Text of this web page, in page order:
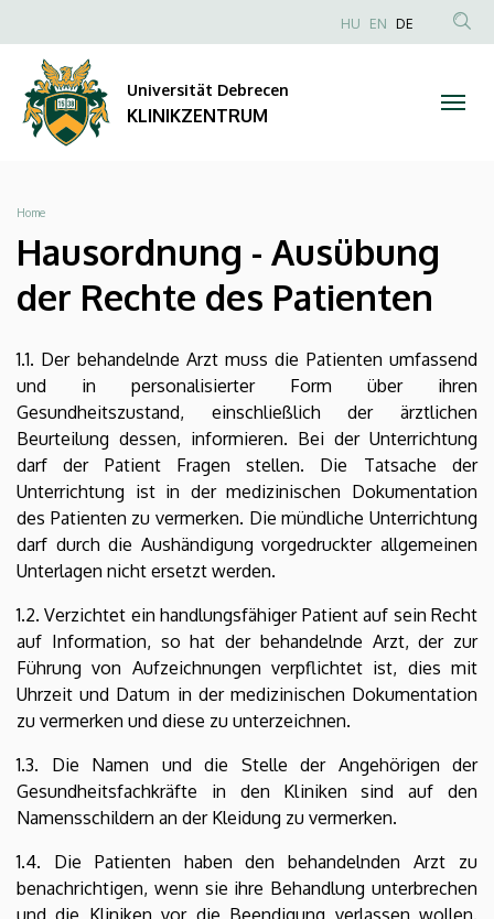
Ausübung
Rechte
des
Patienten
KLINIKZENTRUM
zum
Inhalt
Anonim
HU EN DE
Universität Debrecen
KLINIKZENTRUM
Breadcrumb
Home
Hausordnung - Ausübung
der Rechte des Patienten
1.1. Der behandelnde Arzt muss die Patienten umfassend
und in personalisierter Form über ihren
Gesundheitszustand, einschließlich der ärztlichen
Beurteilung dessen, informieren. Bei der Unterrichtung
darf der Patient Fragen stellen. Die Tatsache der
Unterrichtung ist in der medizinischen Dokumentation
des Patienten zu vermerken. Die mündliche Unterrichtung
darf durch die Aushändigung vorgedruckter allgemeinen
Unterlagen nicht ersetzt werden.
1.2. Verzichtet ein handlungsfähiger Patient auf sein Recht
auf Information, so hat der behandelnde Arzt, der zur
Führung von Aufzeichnungen verpflichtet ist, dies mit
Uhrzeit und Datum in der medizinischen Dokumentation
zu vermerken und diese zu unterzeichnen.
1.3. Die Namen und die Stelle der Angehörigen der
Gesundheitsfachkräfte in den Kliniken sind auf den
Namensschildern an der Kleidung zu vermerken.
1.4. Die Patienten haben den behandelnden Arzt zu
benachrichtigen, wenn sie ihre Behandlung unterbrechen
und die Kliniken vor die Beendigung verlassen wollen.